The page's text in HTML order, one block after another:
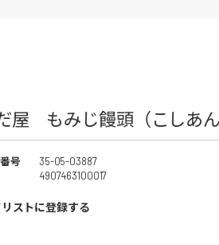
屋 もみじ饅頭（こしあ
号
35-05-03887
4907463100017
ストに登録する